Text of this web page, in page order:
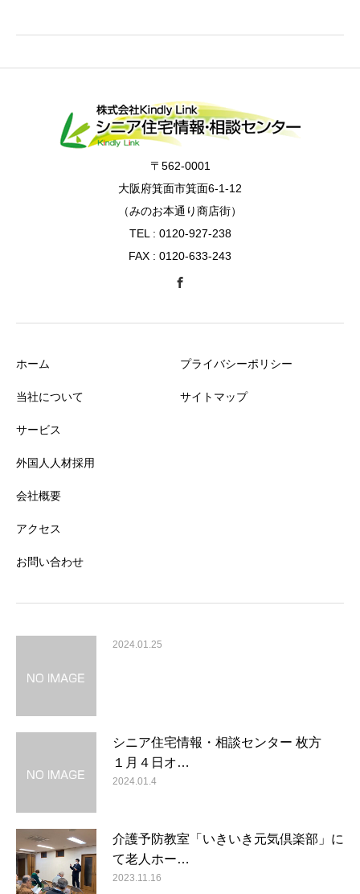
〒562-0001
大阪府箕面市箕面6-1-12
（みのお本通り商店街）
TEL : 0120-927-238
FAX : 0120-633-243
ホーム
当社について
サービス
外国人人材採用
会社概要
アクセス
お問い合わせ
プライバシーポリシー
サイトマップ
2024.01.25
シニア住宅情報・相談センター 枚方
１月４日オ…
2024.01.4
介護予防教室「いきいき元気倶楽部」に
て老人ホー…
2023.11.16